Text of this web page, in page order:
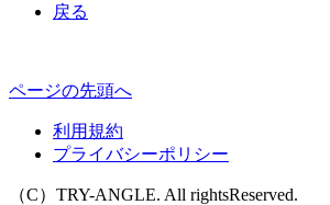
戻る
ページの先頭へ
利用規約
プライバシーポリシー
（C）TRY-ANGLE. All rightsReserved.